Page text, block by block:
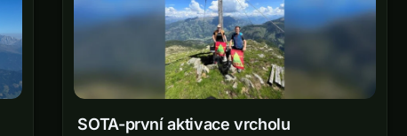
SOTA-první aktivace vrcholu